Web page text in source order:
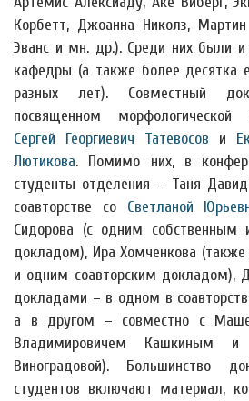
Корбетт, Джоанна Николз,
Эванс и мн. др.). Среди них были и
кафедры (а также более десятка
разных лет). Совместный
посвященном морфологической
Сергей Георгиевич Татевосов и
Лютикова. Помимо них, в
студенты отделения – Таня
соавторстве со Светланой
Сидорова (с одним собственным
докладом), Ира Хомченкова
и одним соавторским докладом),
докладами – в одном в
а в другом – совместно с
Владимировичем Кашкиным и
Виноградовой). Большинство
студентов включают материал,